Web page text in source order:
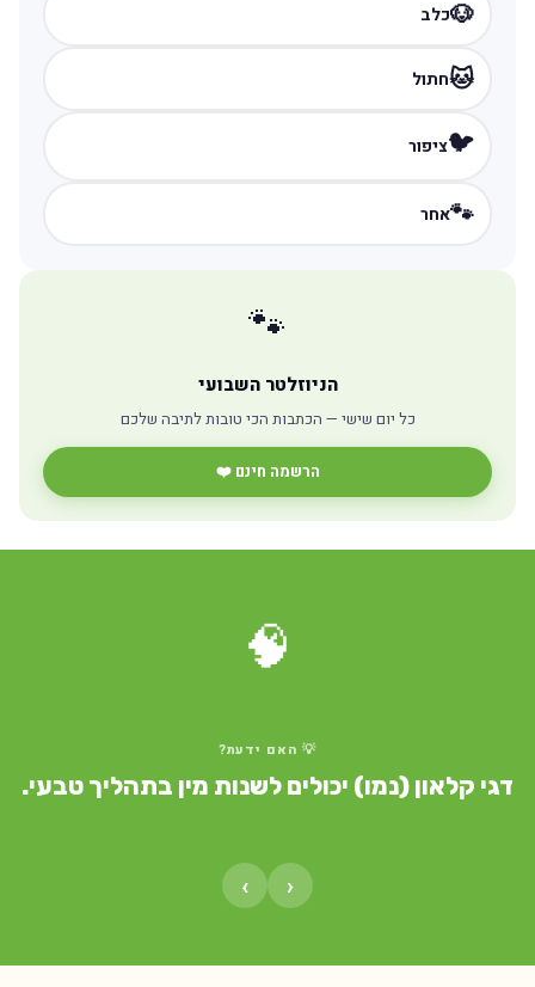
🐶כלב
🐱חתול
🐦ציפור
🐾אחר
🐾
הניוזלטר השבועי
כל יום שישי — הכתבות הכי טובות לתיבה שלכם
הרשמה חינם ❤️
🧠
💡 האם ידעת?
דגי קלאון (נמו) יכולים לשנות מין בתהליך טבעי.